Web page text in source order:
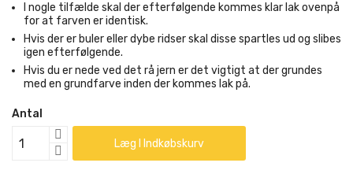
I nogle tilfælde skal der efterfølgende kommes klar lak ovenpå
for at farven er identisk.
Hvis der er buler eller dybe ridser skal disse spartles ud og slibes
igen efterfølgende.
Hvis du er nede ved det rå jern er det vigtigt at der grundes
med en grundfarve inden der kommes lak på.
Antal
Læg I Indkøbskurv